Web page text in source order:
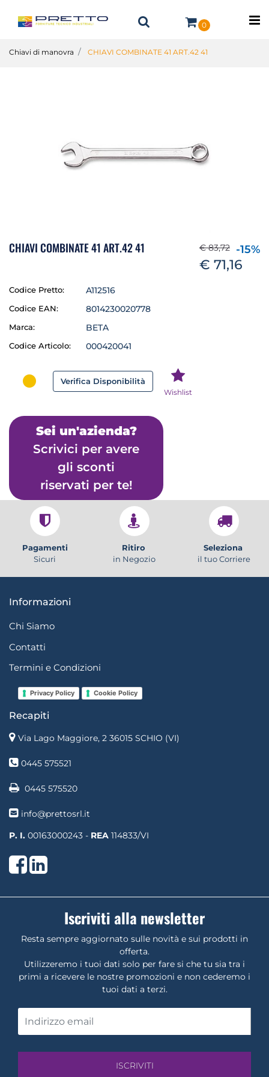
0
Chiavi di manovra CHIAVI COMBINATE 41 ART.42 41
CHIAVI COMBINATE 41 ART.42 41 € 83,72 -15%
€ 71,16
Codice Pretto: A112516
Codice EAN: 8014230020778
Marca: BETA
Codice Articolo: 000420041
Verifica Disponibilità
Wishlist
Sei un'azienda?
Scrivici per avere
gli sconti
riservati per te!
Pagamenti
Sicuri
Ritiro
in Negozio
Seleziona
il tuo Corriere
Informazioni
Chi Siamo
Contatti
Termini e Condizioni
Privacy Policy Cookie Policy
Recapiti
Via Lago Maggiore, 2 36015 SCHIO (VI)
0445 575521
0445 575520
info@prettosrl.it
P. I. 00163000243 - REA 114833/VI
Facebook
LinkedIn
Iscriviti alla newsletter
Resta sempre aggiornato sulle novità e sui prodotti in
offerta.
Utilizzeremo i tuoi dati solo per fare si che tu sia tra i
primi a ricevere le nostre promozioni e non cederemo i
tuoi dati a terzi.